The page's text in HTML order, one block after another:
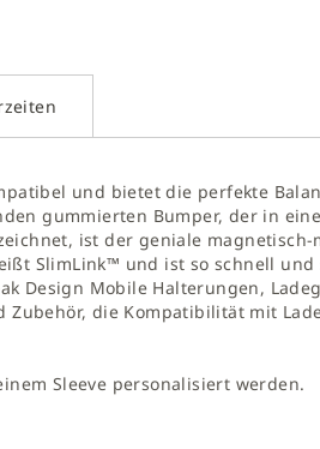
und bietet die perfekte
gummierten Bumper, der in
ist der geniale
SlimLink™ und ist so schnell
Design Mobile Halterungen,
die Kompatibilität mit
Sleeve personalisiert werden.